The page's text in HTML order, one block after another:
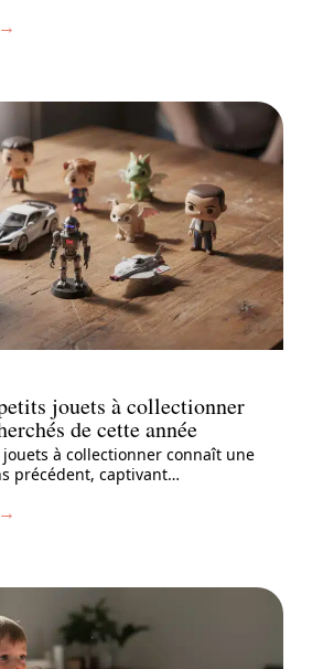
jouets à collectionner
de cette année
jouets à collectionner connaît une
précédent, captivant…